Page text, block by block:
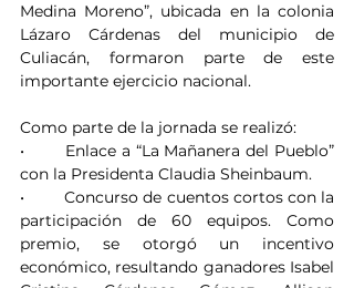
Medina Moreno”, ubicada en la colonia
Lázaro Cárdenas del municipio de
Culiacán, formaron parte de este
importante ejercicio nacional.
Como parte de la jornada se realizó:
•	Enlace a “La Mañanera del Pueblo”
con la Presidenta Claudia Sheinbaum.
•	Concurso de cuentos cortos con la
participación de 60 equipos. Como
premio, se otorgó un incentivo
económico, resultando ganadores Isabel